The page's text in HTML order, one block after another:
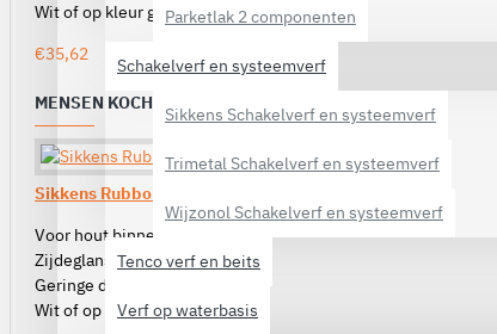
Parketlak 2 componenten
Schakelverf en systeemverf
Sikkens Schakelverf en systeemverf
Trimetal Schakelverf en systeemverf
Wijzonol Schakelverf en systeemverf
Tenco verf en beits
Verf op waterbasis
Wit of op kleur gemengd
€35,62
MENSEN KOCHTEN OOK
Sikkens Rubbol Finura Satin
Voor hout binnen
Zijdeglans
Geringe donkervergeling
Wit of op kleur gemengd